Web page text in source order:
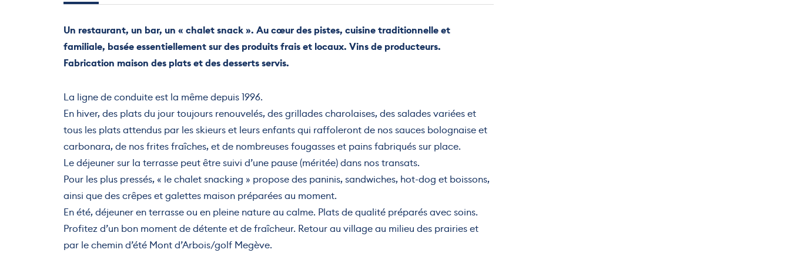
Un restaurant, un bar, un « chalet snack ». Au cœur des pistes, cuisine traditionnelle et
familiale, basée essentiellement sur des produits frais et locaux. Vins de producteurs.
Fabrication maison des plats et des desserts servis.
La ligne de conduite est la même depuis 1996.
En hiver, des plats du jour toujours renouvelés, des grillades charolaises, des salades variées et
tous les plats attendus par les skieurs et leurs enfants qui raffoleront de nos sauces bolognaise et
carbonara, de nos frites fraîches, et de nombreuses fougasses et pains fabriqués sur place.
Le déjeuner sur la terrasse peut être suivi d’une pause (méritée) dans nos transats.
Pour les plus pressés, « le chalet snacking » propose des paninis, sandwiches, hot-dog et boissons,
ainsi que des crêpes et galettes maison préparées au moment.
En été, déjeuner en terrasse ou en pleine nature au calme. Plats de qualité préparés avec soins.
Profitez d’un bon moment de détente et de fraîcheur. Retour au village au milieu des prairies et
par le chemin d’été Mont d’Arbois/golf Megève.